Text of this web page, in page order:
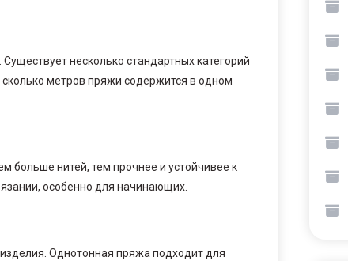
несколько стандартных категорий
метров пряжи содержится в одном
больше нитей, тем прочнее и устойчивее к
особенно для начинающих.
Однотонная пряжа подходит для